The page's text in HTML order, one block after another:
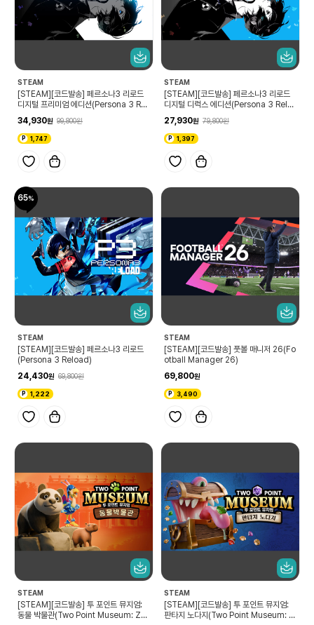
STEAM
[STEAM][코드발송] 페르소나3 리로드
디지털 프리미엄 에디션(Persona 3 Rel
34,930 99,800
1,747
STEAM
[STEAM][코드발송] 페르소나3 리로드
디지털 디럭스 에디션(Persona 3 Relo
27,930 79,800
1,397
65
STEAM
[STEAM][코드발송] 페르소나3 리로드
(Persona 3 Reload)
24,430
69,800
1,222
STEAM
[STEAM][코드발송] 풋볼 매니저 26(Fo
otball Manager 26)
69,800
3,490
STEAM
[STEAM][코드발송] 투 포인트 뮤지엄:
동물 박물관(Two Point Museum: Zo
STEAM
[STEAM][코드발송] 투 포인트 뮤지엄:
판타지 노다지(Two Point Museum: F